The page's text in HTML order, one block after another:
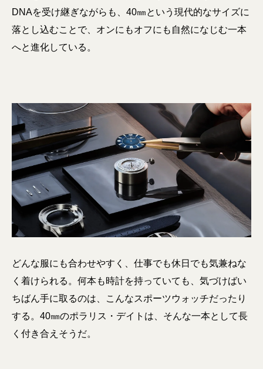
DNAを受け継ぎながらも、40㎜という現代的なサイズに
落とし込むことで、オンにもオフにも自然になじむ一本
へと進化している。
どんな服にも合わせやすく、仕事でも休日でも気兼ねな
く着けられる。何本も時計を持っていても、気づけばい
ちばん手に取るのは、こんなスポーツウォッチだったり
する。40㎜のポラリス・デイトは、そんな一本として長
く付き合えそうだ。